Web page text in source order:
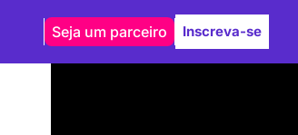
Seja um parceiro Inscreva-se